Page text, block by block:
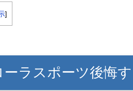
]
ーラスポーツ後悔